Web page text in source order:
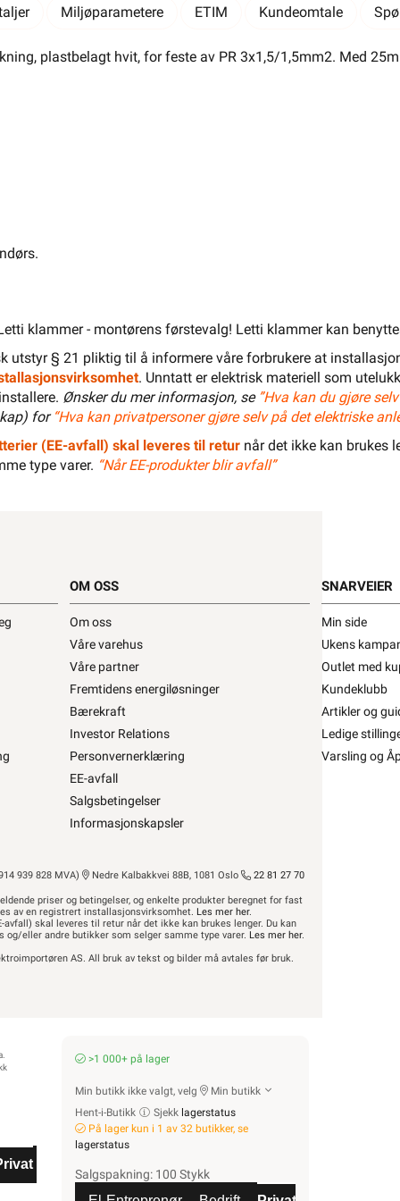
Salgspakning: 100 Stykk
MAGASINKLAMMER
MAGASINKLAMMER
8-O-25
Dokumentasjon Tilbehør Alternative artikler
Med 25mm stift.
miljøer, til feste av de fleste kabel typer.
å kunne inngå i et fast elektrisk anlegg
kan kun
i faste teleinstallasjoner, og elektrisk materiell
anlegget?”
dette gratis i en av våre varehus og/eller
Miljøparametere ETIM Kundeomtale
plastbelagt hvit, for feste av PR 3x1,5/1,5mm2. Med
klammer - montørens førstevalg! Letti klammer kan
utstyr § 21 pliktig til å informere våre forbrukere at
. Unntatt er elektrisk materiell som
Ønsker du mer informasjon, se ”Hva kan du gjøre
for “Hva kan privatpersoner gjøre selv på det elektriske
(EE-avfall) skal leveres til retur når det ikke kan brukes
type varer. “Når EE-produkter blir avfall”
OM OSS
Om oss
Våre varehus
Våre partner
Fremtidens energiløsninger
Bærekraft
Investor Relations
Personvernerklæring
EE-avfall
Salgsbetingelser
Informasjonskapsler
SNARVEIER
Min side
Ukens
Outlet med
Kundeklubb
Artikler og
Ledige
Varsling og
939 828 MVA) Nedre Kalbakkvei 88B, 1081 Oslo 22 81 27 70
priser og betingelser, og enkelte produkter beregnet for fast
av en registrert installasjonsvirksomhet. Les mer her.
skal leveres til retur når det ikke kan brukes lenger. Du kan
og/eller andre butikker som selger samme type varer. Les mer her.
AS. All bruk av tekst og bilder må avtales før bruk.
>1 000+ på lager
Min butikk ikke valgt, velg
Min butikk
Hent-i-Butikk
Sjekk lagerstatus
På lager kun i 1 av 32 butikker, se
lagerstatus
Salgspakning: 100 Stykk
oss
8-R-25 PH MK PR3X1,5